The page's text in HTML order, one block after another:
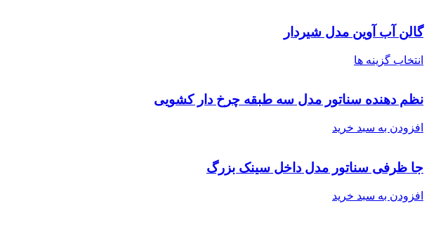
گالن آب آوین مدل شیردار
انتخاب گزینه ها
نظم دهنده سناتور مدل سه طبقه چرخ دار کشویی
افزودن به سبد خرید
جا ظرفی سناتور مدل داخل سینک بزرگ
افزودن به سبد خرید